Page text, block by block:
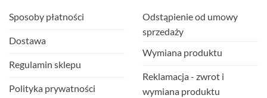
Sposoby płatności
Dostawa
Regulamin sklepu
Polityka prywatności
Odstąpienie od umowy
sprzedaży
Wymiana produktu
Reklamacja - zwrot i
wymiana produktu